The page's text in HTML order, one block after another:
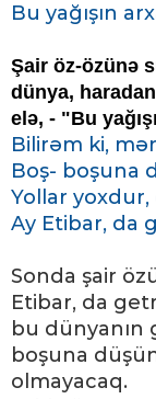
Bu yağışın
Şair öz-özünə
dünya,
elə, - "Bu
Bilirəm ki,
Boş- boşuna
Yollar yoxdur,
Ay Etibar, da
Sonda şair
Etibar, da
bu dünyanın
boşuna
olmayacaq.